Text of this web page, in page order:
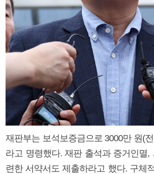
재판부는 보석보증금으로 3000만 원(
라고 명령했다. 재판 출석과 증거인멸,
련한 서약서도 제출하라고 했다. 구체